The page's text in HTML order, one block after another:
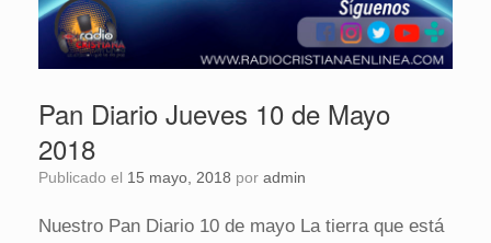
Pan Diario Jueves 10 de Mayo
2018
Publicado el 15 mayo, 2018 por admin
Nuestro Pan Diario 10 de mayo La tierra que está